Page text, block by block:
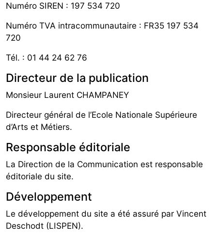
Numéro SIREN : 197 534 720
Numéro TVA intracommunautaire : FR35 197 534
720
Tél. : 01 44 24 62 76
Directeur de la publication
Monsieur Laurent CHAMPANEY
Directeur général de l’Ecole Nationale Supérieure
d’Arts et Métiers.
Responsable éditoriale
La Direction de la Communication est responsable
éditoriale du site.
Développement
Le développement du site a été assuré par Vincent
Deschodt (LISPEN).